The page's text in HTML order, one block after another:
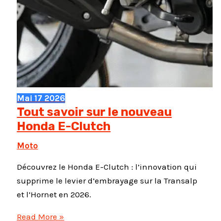
Mai 17 2026
Tout savoir sur le nouveau
Honda E-Clutch
Moto
Découvrez le Honda E-Clutch : l’innovation qui
supprime le levier d’embrayage sur la Transalp
et l’Hornet en 2026.
Tout
Read More »